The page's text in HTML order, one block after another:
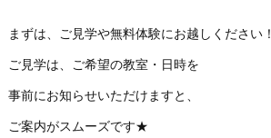
まずは、ご見学や無料体験にお越しください！
ご見学は、ご希望の教室・日時を
事前にお知らせいただけますと、
ご案内がスムーズです★